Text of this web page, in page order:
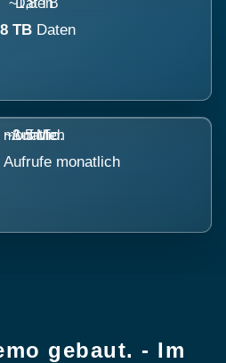
TB Daten
Aufrufe monatlich
gebaut. - Im